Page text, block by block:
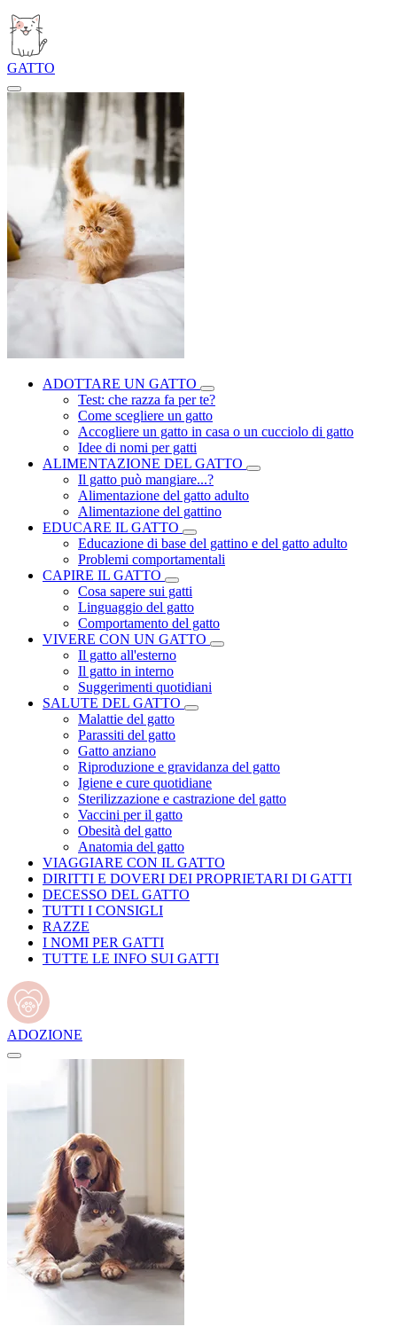
GATTO
ADOTTARE UN GATTO
Test: che razza fa per te?
Come scegliere un gatto
Accogliere un gatto in casa o un cucciolo di gatto
Idee di nomi per gatti
ALIMENTAZIONE DEL GATTO
Il gatto può mangiare...?
Alimentazione del gatto adulto
Alimentazione del gattino
EDUCARE IL GATTO
Educazione di base del gattino e del gatto adulto
Problemi comportamentali
CAPIRE IL GATTO
Cosa sapere sui gatti
Linguaggio del gatto
Comportamento del gatto
VIVERE CON UN GATTO
Il gatto all'esterno
Il gatto in interno
Suggerimenti quotidiani
SALUTE DEL GATTO
Malattie del gatto
Parassiti del gatto
Gatto anziano
Riproduzione e gravidanza del gatto
Igiene e cure quotidiane
Sterilizzazione e castrazione del gatto
Vaccini per il gatto
Obesità del gatto
Anatomia del gatto
VIAGGIARE CON IL GATTO
DIRITTI E DOVERI DEI PROPRIETARI DI GATTI
DECESSO DEL GATTO
TUTTI I CONSIGLI
RAZZE
I NOMI PER GATTI
TUTTE LE INFO SUI GATTI
ADOZIONE